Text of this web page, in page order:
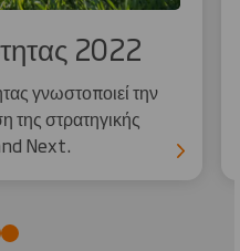
2022
γνωστοποιεί την
της στρατηγικής
Next.